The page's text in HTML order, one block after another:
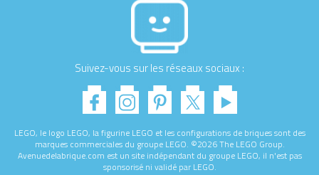
Suivez-vous sur les réseaux sociaux :
LEGO, le logo LEGO, la figurine LEGO et les configurations de briques sont des
marques commerciales du groupe LEGO. ©2026 The LEGO Group.
Avenuedelabrique.com est un site indépendant du groupe LEGO, il n'est pas
sponsorisé ni validé par LEGO.